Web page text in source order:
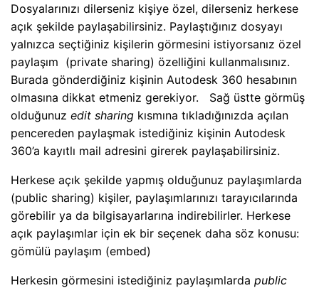
Dosyalarınızı dilerseniz kişiye özel, dilerseniz herkese
açık şekilde paylaşabilirsiniz. Paylaştığınız dosyayı
yalnızca seçtiğiniz kişilerin görmesini istiyorsanız özel
paylaşım (private sharing) özelliğini kullanmalısınız.
Burada gönderdiğiniz kişinin Autodesk 360 hesabının
olmasına dikkat etmeniz gerekiyor. Sağ üstte görmüş
olduğunuz edit sharing kısmına tıkladığınızda açılan
pencereden paylaşmak istediğiniz kişinin Autodesk
360’a kayıtlı mail adresini girerek paylaşabilirsiniz.
Herkese açık şekilde yapmış olduğunuz paylaşımlarda
(public sharing) kişiler, paylaşımlarınızı tarayıcılarında
görebilir ya da bilgisayarlarına indirebilirler. Herkese
açık paylaşımlar için ek bir seçenek daha söz konusu:
gömülü paylaşım (embed)
Herkesin görmesini istediğiniz paylaşımlarda public